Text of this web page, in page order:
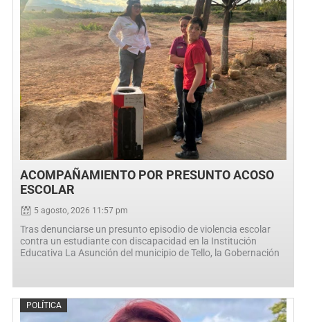
ACOMPAÑAMIENTO POR PRESUNTO ACOSO
ESCOLAR
5 agosto, 2026 11:57 pm
Tras denunciarse un presunto episodio de violencia escolar
contra un estudiante con discapacidad en la Institución
Educativa La Asunción del municipio de Tello, la Gobernación
POLÍTICA
Posted